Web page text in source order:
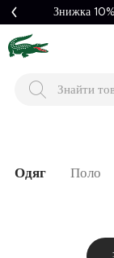
Одяг Поло